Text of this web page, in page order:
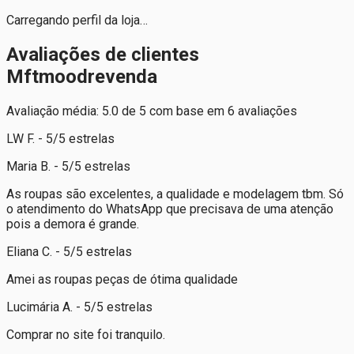
Carregando perfil da loja…
Avaliações de clientes
Mftmoodrevenda
Avaliação média: 5.0 de 5 com base em 6 avaliações
LW F. - 5/5 estrelas
Maria B. - 5/5 estrelas
As roupas são excelentes, a qualidade e modelagem tbm. Só
o atendimento do WhatsApp que precisava de uma atenção
pois a demora é grande.
Eliana C. - 5/5 estrelas
Amei as roupas peças de ótima qualidade
Lucimária A. - 5/5 estrelas
Comprar no site foi tranquilo.